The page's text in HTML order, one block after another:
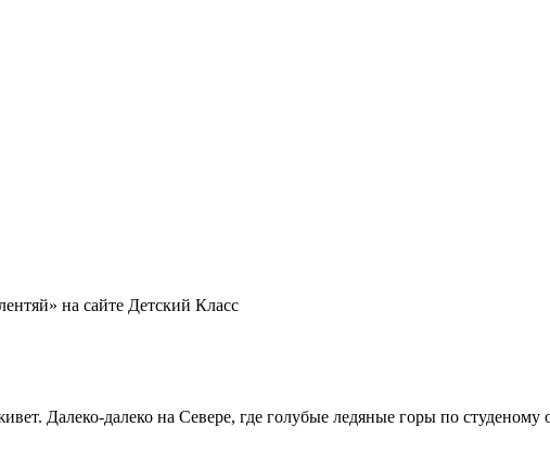
на сайте Детский Класс
Далеко-далеко на Севере, где голубые ледяные горы по